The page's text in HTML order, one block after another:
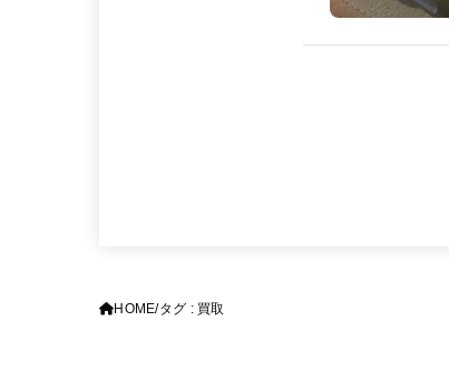
HOME タグ : 買取